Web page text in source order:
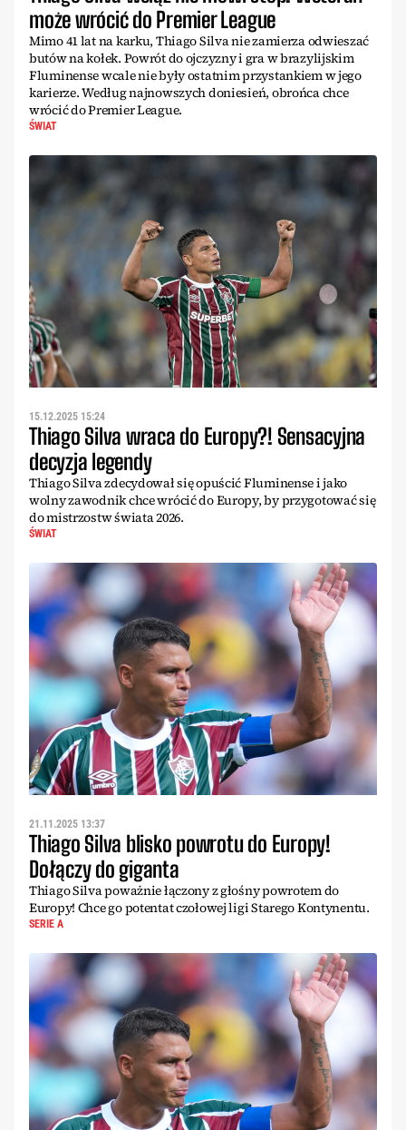
może wrócić do Premier League
Mimo 41 lat na karku, Thiago Silva nie zamierza odwieszać
butów na kołek. Powrót do ojczyzny i gra w brazylijskim
Fluminense wcale nie były ostatnim przystankiem w jego
karierze. Według najnowszych doniesień, obrońca chce
wrócić do Premier League.
ŚWIAT
15.12.2025 15:24
Thiago Silva wraca do Europy?! Sensacyjna
decyzja legendy
Thiago Silva zdecydował się opuścić Fluminense i jako
wolny zawodnik chce wrócić do Europy, by przygotować się
do mistrzostw świata 2026.
ŚWIAT
21.11.2025 13:37
Thiago Silva blisko powrotu do Europy!
Dołączy do giganta
Thiago Silva poważnie łączony z głośny powrotem do
Europy! Chce go potentat czołowej ligi Starego Kontynentu.
SERIE A